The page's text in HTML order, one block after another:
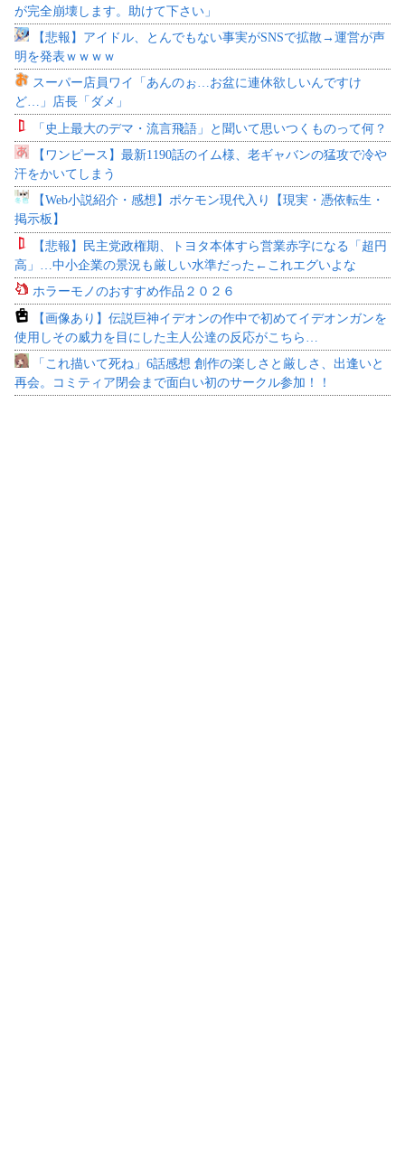
が完全崩壊します。助けて下さい」
【悲報】アイドル、とんでもない事実がSNSで拡散→運営が声
明を発表ｗｗｗｗ
スーパー店員ワイ「あんのぉ…お盆に連休欲しいんですけ
ど…」店長「ダメ」
「史上最大のデマ・流言飛語」と聞いて思いつくものって何？
【ワンピース】最新1190話のイム様、老ギャバンの猛攻で冷や
汗をかいてしまう
【Web小説紹介・感想】ポケモン現代入り【現実・憑依転生・
掲示板】
【悲報】民主党政権期、トヨタ本体すら営業赤字になる「超円
高」…中小企業の景況も厳しい水準だった←これエグいよな
ホラーモノのおすすめ作品２０２６
【画像あり】伝説巨神イデオンの作中で初めてイデオンガンを
使用しその威力を目にした主人公達の反応がこちら…
「これ描いて死ね」6話感想 創作の楽しさと厳しさ、出逢いと
再会。コミティア閉会まで面白い初のサークル参加！！